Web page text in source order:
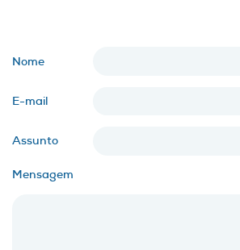
Nome
E-mail
Assunto
Mensagem